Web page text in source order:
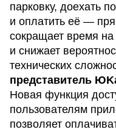
парковку, доехать
и оплатить её —
сокращает время
и снижает
технических
представитель
Новая функция
пользователям
позволяет